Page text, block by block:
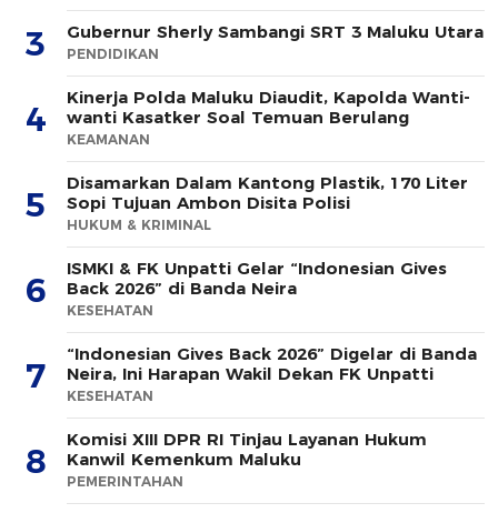
3 Gubernur Sherly Sambangi SRT 3 Maluku Utara
PENDIDIKAN
4
Kinerja Polda Maluku Diaudit, Kapolda Wanti-
wanti Kasatker Soal Temuan Berulang
KEAMANAN
5
Disamarkan Dalam Kantong Plastik, 170 Liter
Sopi Tujuan Ambon Disita Polisi
HUKUM & KRIMINAL
6
ISMKI & FK Unpatti Gelar “Indonesian Gives
Back 2026” di Banda Neira
KESEHATAN
7
“Indonesian Gives Back 2026” Digelar di Banda
Neira, Ini Harapan Wakil Dekan FK Unpatti
KESEHATAN
8
Komisi XIII DPR RI Tinjau Layanan Hukum
Kanwil Kemenkum Maluku
PEMERINTAHAN